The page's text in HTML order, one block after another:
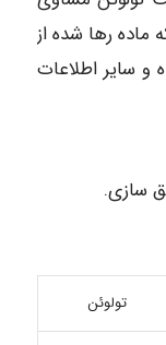
ماده رها شده از
بوده و سایر اطلاعات
سازی.
تولوئن